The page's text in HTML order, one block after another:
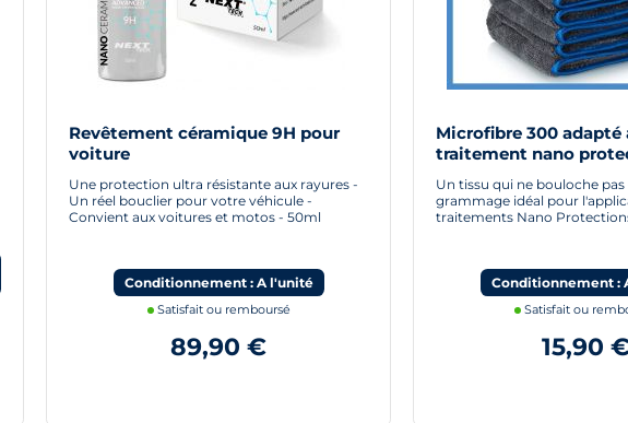
Revêtement céramique 9H pour
voiture
Une protection ultra résistante aux rayures -
Un réel bouclier pour votre véhicule -
Convient aux voitures et motos - 50ml
Conditionnement : A l'unité
Satisfait ou remboursé
89,90 €
Microfibre 300 adapté
traitement nano
Un tissu qui ne bouloche pas
grammage idéal pour
traitements Nano
Conditionnement :
Satisfait ou
15,90